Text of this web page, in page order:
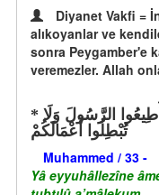
Diyanet Vakfi =
alıkoyanlar ve
sonra Peygamber'e
veremezler. Allah
يَا أَيُّهَا الَّذِينَ آمَنُوا أَطِيعُوا اللَّهَ وَأَطِيعُوا الرَّسُولَ وَلَا
تُبْطِلُوا أَعْمَالَكُمْ
Muhammed / 33 -
Yâ eyyuhâllezîne